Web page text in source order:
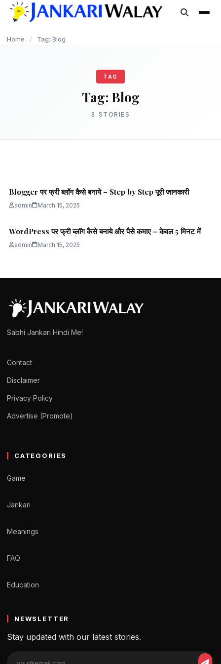
content
Home / Tag: Blog
TAG
Tag: Blog
3 STORIES
Blog Website को Google में #1 Rank कैसे करें?
admin
BLOGGING
Blogger पर फ्री ब्लॉग कैसे बनाये – Step by Step पूरी जानकारी
admin March 15, 2025
BLOGGING
WordPress पर फ्री ब्लॉग कैसे बनाये और पैसे कमाए – केवल 5 मिनट में
admin March 15, 2025
Sabhi Jankari Hindi Me!
Contact
Disclaimer
Privacy Policy
Advertise (Promote)
CATEGORIES
Game
Jankari
Meanings
FAQ
Education
NEWSLETTER
Stay updated with our latest stories.